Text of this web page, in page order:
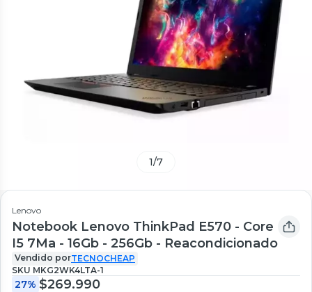
1/7
Lenovo
Notebook Lenovo ThinkPad E570 - Core
I5 7Ma - 16Gb - 256Gb - Reacondicionado
Vendido porTECNOCHEAP
SKU MKG2WK4LTA-1
27% $269.990